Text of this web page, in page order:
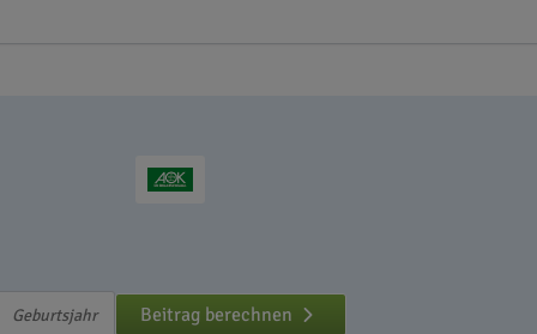
Beitrag berechnen